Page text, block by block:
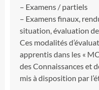
– Examens / partiels
– Examens finaux,
situation, évaluation
Ces modalités
apprentis dans les «
des Connaissances et
mis à disposition par